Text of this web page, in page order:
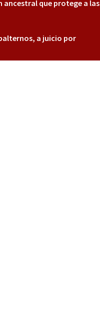
ancestral que protege a las
a juicio por